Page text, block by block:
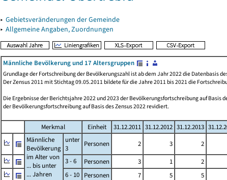
▸ Gebietsveränderungen der Gemeinde
▸ Allgemeine Angaben, Zuordnungen
Männliche Bevölkerung und 17 Altersgruppen
Grundlage der Fortschreibung der Bevölkerungszahl ist ab dem Jahr 2022 die Datenbasis
Der Zensus 2011 mit Stichtag 09.05.2011 bildete für die Jahre 2011 bis 2021 die
Die Ergebnisse der Berichtsjahre 2022 und 2023 der Bevölkerungsfortschreibung auf Basis
der Bevölkerungsfortschreibung auf Basis des Zensus 2022 revidiert.
Merkmal Einheit 31.12.2011 31.12.2012 31.12.2013
Männliche
Bevölkerung
im Alter von
... bis unter
... Jahren
unter
3
Personen 2 3 2
3 - 6
Personen 3 1 2
6 - 10 Personen 7 5 5